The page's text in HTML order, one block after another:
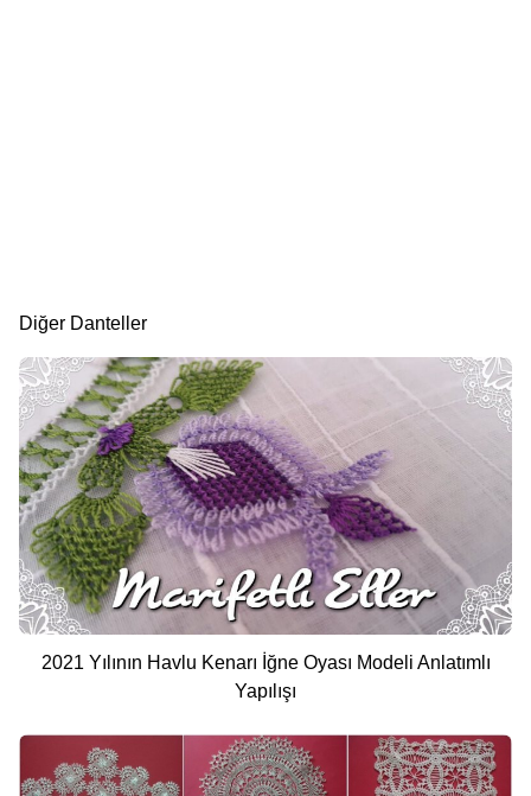
Diğer Danteller
2021 Yılının Havlu Kenarı İğne Oyası Modeli Anlatımlı
Yapılışı